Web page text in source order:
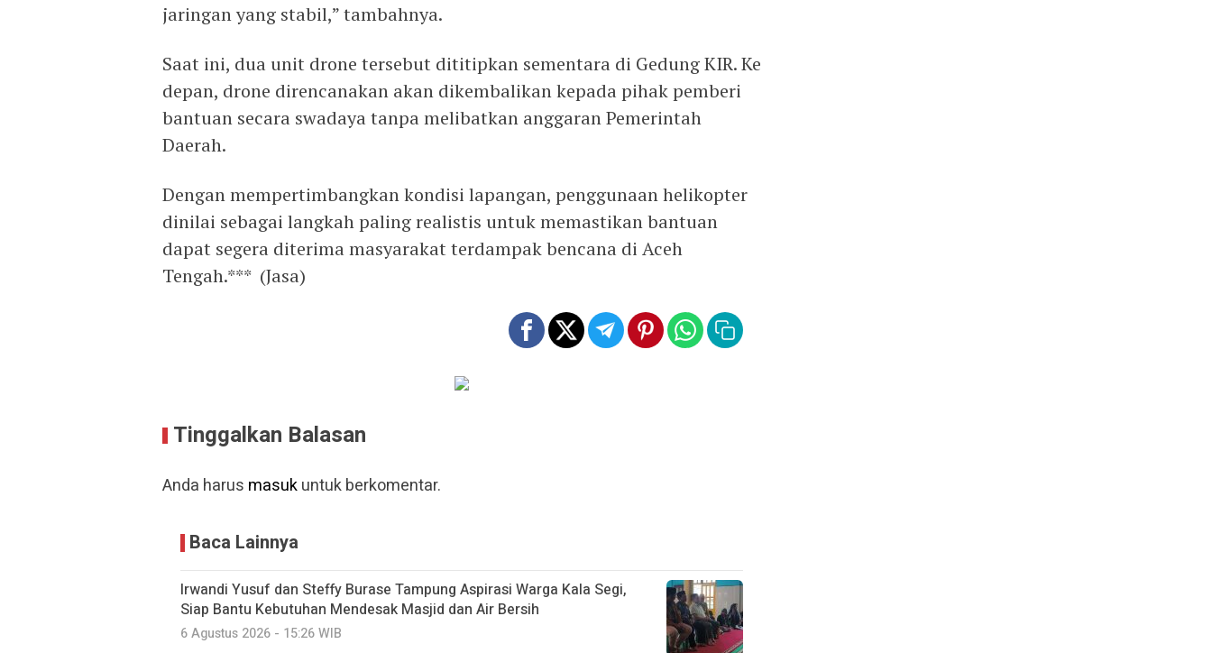
jaringan yang stabil,” tambahnya.
Saat ini, dua unit drone tersebut dititipkan sementara di Gedung KIR. Ke
depan, drone direncanakan akan dikembalikan kepada pihak pemberi
bantuan secara swadaya tanpa melibatkan anggaran Pemerintah
Daerah.
Dengan mempertimbangkan kondisi lapangan, penggunaan helikopter
dinilai sebagai langkah paling realistis untuk memastikan bantuan
dapat segera diterima masyarakat terdampak bencana di Aceh
Tengah.*** (Jasa)
Tinggalkan Balasan
Anda harus masukuntuk berkomentar.
Baca Lainnya
Irwandi Yusuf dan Steffy Burase Tampung Aspirasi Warga Kala Segi,
Siap Bantu Kebutuhan Mendesak Masjid dan Air Bersih
6 Agustus 2026 - 15:26 WIB